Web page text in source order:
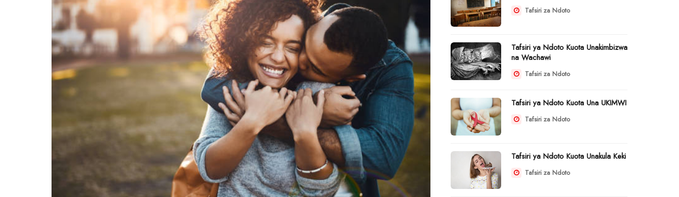
Tafsiri za Ndoto
Tafsiri ya Ndoto Kuota Unakimbizwa
na Wachawi
Tafsiri za Ndoto
Tafsiri ya Ndoto Kuota Una UKIMWI
Tafsiri za Ndoto
Tafsiri ya Ndoto Kuota Unakula Keki
Tafsiri za Ndoto